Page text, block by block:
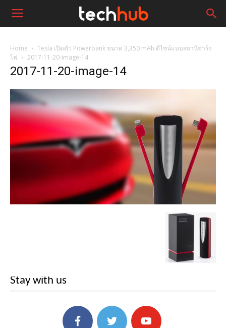
Home
Tesla เปิดตัว Powerbank ขนาด 3,350 mAh ดีไซน์แบบสถานีชาร์จ
ไฟ
2017-11-20-image-14
2017-11-20-image-14
Stay with us